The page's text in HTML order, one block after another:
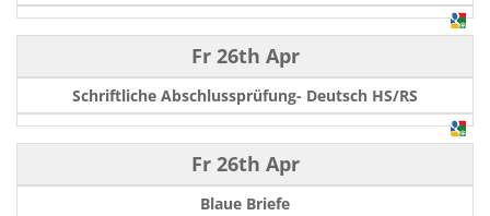
Fr 26th Apr
Schriftliche Abschlussprüfung- Deutsch HS/RS
Fr 26th Apr
Blaue Briefe